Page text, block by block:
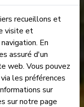
recueillons et
visite et
En
assuré d'un
web. Vous pouvez
les préférences
sur
sur notre page